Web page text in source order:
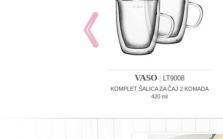
VASO| LT9008
KOMPLET ŠALICA ZA ČAJ 2 KOMADA
420 ml